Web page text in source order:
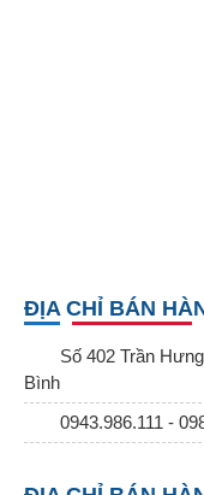
ĐỊA CHỈ BÁN
Số 402 Trần
Bình
0943.986.111 -